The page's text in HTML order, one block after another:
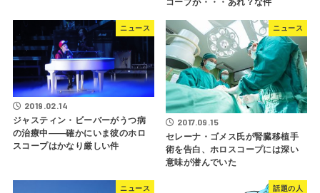
コープが・・・あれ？な件
ニュース
2019.02.14
ジャスティン・ビーバーがうつ病
の治療中――確かにいま彼のホロ
スコープはかなり厳しい件
ニュース
2017.09.15
セレーナ・ゴメス氏が腎臓移植手
術を告白、ホロスコープには深い
意味が潜んでいた
ニュース 話題の人